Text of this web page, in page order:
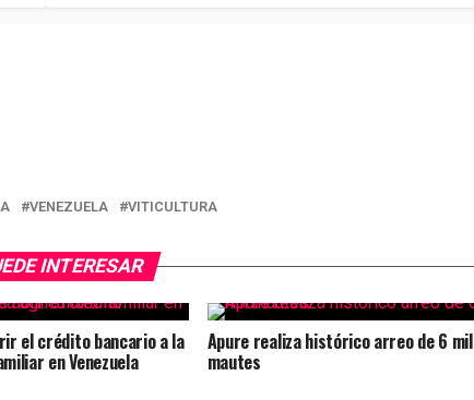
VENEZUELA VITICULTURA
INTERESAR
el crédito bancario a la
en Venezuela
Apure realiza histórico arreo de 6 mil
mautes